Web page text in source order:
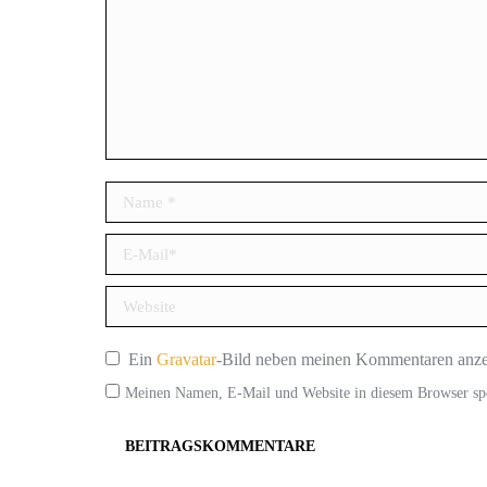
EinGravatar-Bild neben meinen Kommentaren
Meinen Namen, E-Mail und Website in diesem Browser
BEITRAGSKOMMENTARE